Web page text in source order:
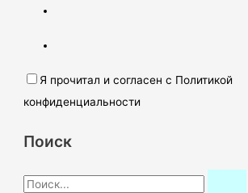
Я прочитал и согласен с Политикой
конфиденциальности
Поиск
П